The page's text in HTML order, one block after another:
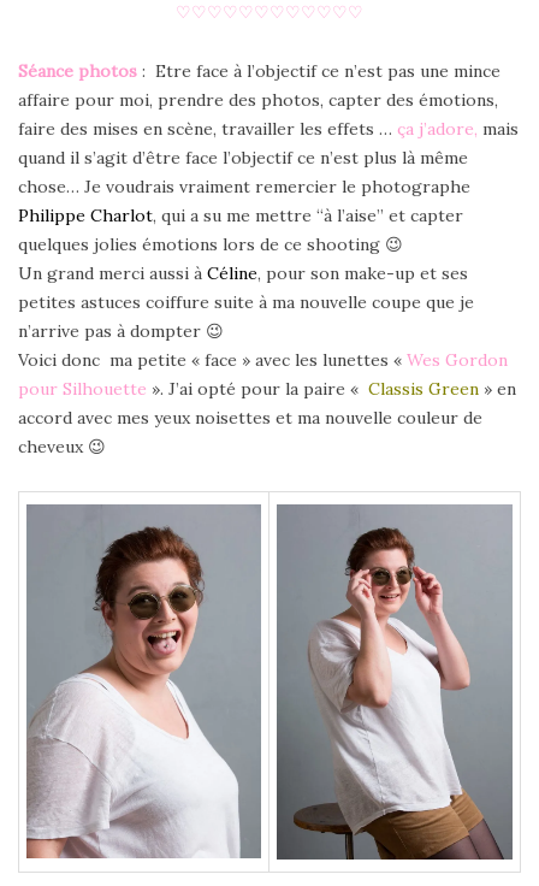
♡♡♡♡♡♡♡♡♡♡♡♡
Séance photos : Etre face à l’objectif ce n’est pas une mince
affaire pour moi, prendre des photos, capter des émotions,
faire des mises en scène, travailler les effets … ça j’adore, mais
quand il s’agit d’être face l’objectif ce n’est plus là même
chose… Je voudrais vraiment remercier le photographe
Philippe Charlot, qui a su me mettre “à l’aise” et capter
quelques jolies émotions lors de ce shooting 😉
Un grand merci aussi à Céline, pour son make-up et ses
petites astuces coiffure suite à ma nouvelle coupe que je
n’arrive pas à dompter 😉
Voici donc ma petite « face » avec les lunettes « Wes Gordon
pour Silhouette ». J’ai opté pour la paire « Classis Green » en
accord avec mes yeux noisettes et ma nouvelle couleur de
cheveux 😉